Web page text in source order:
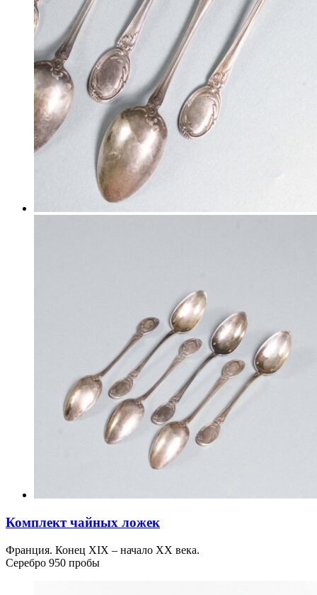
Комплект чайных ложек
Франция. Конец XIX – начало ХХ века.
Серебро 950 пробы